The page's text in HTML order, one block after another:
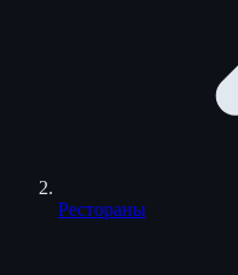
Рестораны